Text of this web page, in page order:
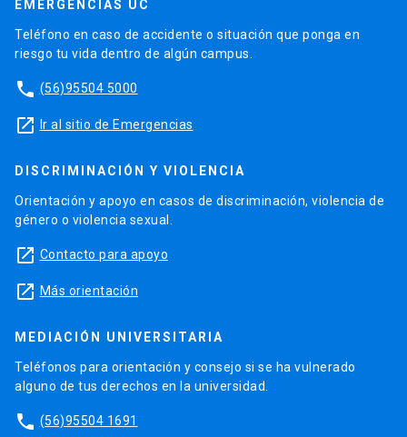
EMERGENCIAS UC
Teléfono en caso de accidente o situación que ponga en
riesgo tu vida dentro de algún campus.
phone (56)95504 5000
launch Ir al sitio de Emergencias
DISCRIMINACIÓN Y VIOLENCIA
Orientación y apoyo en casos de discriminación, violencia de
género o violencia sexual.
launch Contacto para apoyo
launch Más orientación
MEDIACIÓN UNIVERSITARIA
Teléfonos para orientación y consejo si se ha vulnerado
alguno de tus derechos en la universidad.
phone (56)95504 1691